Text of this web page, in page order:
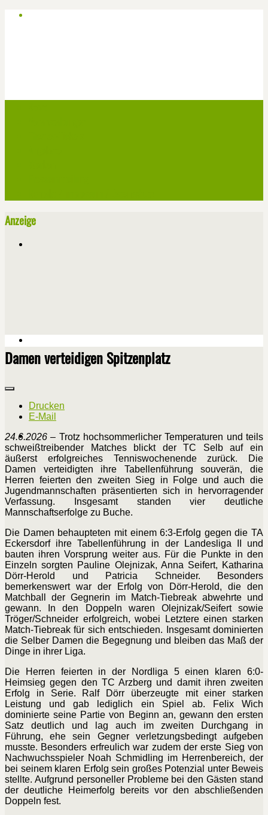
Anzeige
Damen verteidigen Spitzenplatz
Drucken
E-Mail
24.6.2026 – Trotz hochsommerlicher Temperaturen und teils
schweißtreibender Matches blickt der TC Selb auf ein
äußerst erfolgreiches Tenniswochenende zurück. Die
Damen verteidigten ihre Tabellenführung souverän, die
Herren feierten den zweiten Sieg in Folge und auch die
Jugendmannschaften präsentierten sich in hervorragender
Verfassung. Insgesamt standen vier deutliche
Mannschaftserfolge zu Buche.
Die Damen behaupteten mit einem 6:3-Erfolg gegen die TA
Eckersdorf ihre Tabellenführung in der Landesliga II und
bauten ihren Vorsprung weiter aus. Für die Punkte in den
Einzeln sorgten Pauline Olejnizak, Anna Seifert, Katharina
Dörr-Herold und Patricia Schneider. Besonders
bemerkenswert war der Erfolg von Dörr-Herold, die den
Matchball der Gegnerin im Match-Tiebreak abwehrte und
gewann. In den Doppeln waren Olejnizak/Seifert sowie
Tröger/Schneider erfolgreich, wobei Letztere einen starken
Match-Tiebreak für sich entschieden. Insgesamt dominierten
die Selber Damen die Begegnung und bleiben das Maß der
Dinge in ihrer Liga.
Die Herren feierten in der Nordliga 5 einen klaren 6:0-
Heimsieg gegen den TC Arzberg und damit ihren zweiten
Erfolg in Serie. Ralf Dörr überzeugte mit einer starken
Leistung und gab lediglich ein Spiel ab. Felix Wich
dominierte seine Partie von Beginn an, gewann den ersten
Satz deutlich und lag auch im zweiten Durchgang in
Führung, ehe sein Gegner verletzungsbedingt aufgeben
musste. Besonders erfreulich war zudem der erste Sieg von
Nachwuchsspieler Noah Schmidling im Herrenbereich, der
bei seinem klaren Erfolg sein großes Potenzial unter Beweis
stellte. Aufgrund personeller Probleme bei den Gästen stand
der deutliche Heimerfolg bereits vor den abschließenden
Doppeln fest.